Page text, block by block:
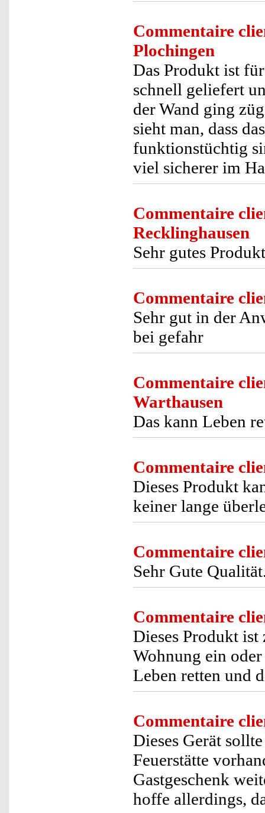
Commentaire
Plochingen
Das Produkt ist
schnell geliefert
der Wand ging
sieht man, dass
funktionstüchtig
viel sicherer im
Commentaire
Recklinghausen
Sehr gutes
Commentaire
Sehr gut in der
bei gefahr
Commentaire
Warthausen
Das kann Leben
Commentaire
Dieses Produkt
keiner lange
Commentaire
Sehr Gute
Commentaire
Dieses Produkt
Wohnung ein
Leben retten und
Commentaire
Dieses Gerät
Feuerstätte
Gastgeschenk
hoffe allerdings,